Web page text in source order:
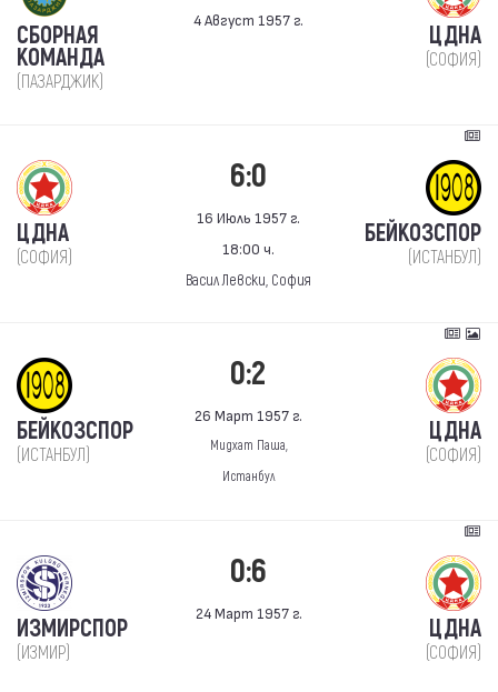
СБОРНАЯ
КОМАНДА
(ПАЗАРДЖИК)
4 Август 1957 г.
ЦДНА
(СОФИЯ)
ЦДНА
(СОФИЯ)
6:0
16 Июль 1957 г.
18:00 ч.
Васил Левски, София
БЕЙКОЗСПОР
(ИСТАНБУЛ)
БЕЙКОЗСПОР
(ИСТАНБУЛ)
0:2
26 Март 1957 г.
Мидхат Паша,
Истанбул
ЦДНА
(СОФИЯ)
ИЗМИРСПОР
(ИЗМИР)
0:6
24 Март 1957 г.
ЦДНА
(СОФИЯ)